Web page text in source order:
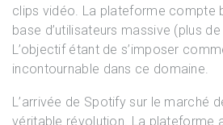
clips vidéo. La plateforme compte
base d’utilisateurs massive (plus de
L’objectif étant de s’imposer
incontournable dans ce domaine.
L’arrivée de Spotify sur le marché
véritable révolution. La plateforme